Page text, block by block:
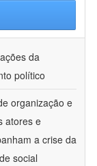
da
político
organização e
atores e
a crise da
social